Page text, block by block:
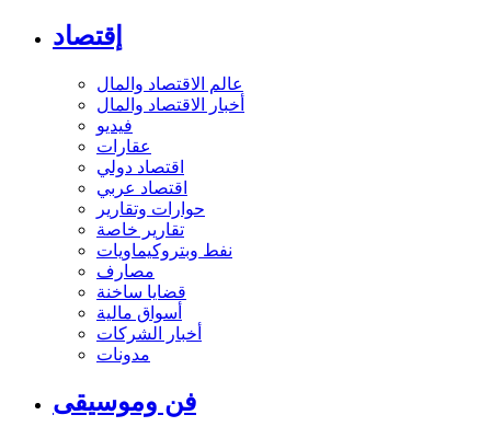
إقتصاد
عالم الاقتصاد والمال
أخبار الاقتصاد والمال
فيديو
عقارات
اقتصاد دولي
اقتصاد عربي
حوارات وتقارير
تقارير خاصة
نفط وبتروكيماويات
مصارف
قضايا ساخنة
أسواق مالية
أخبار الشركات
مدونات
فن وموسيقى